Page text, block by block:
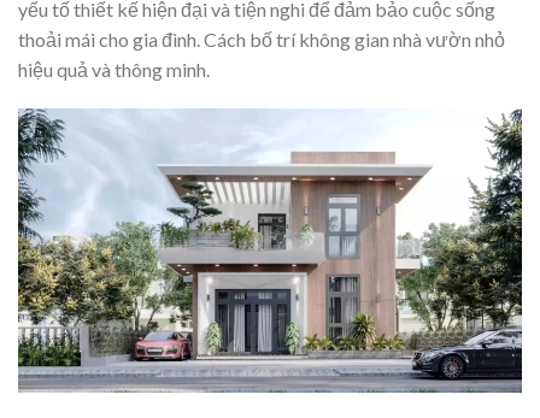
yếu tố thiết kế hiện đại và tiện nghi để đảm bảo cuộc sống
thoải mái cho gia đình. Cách bố trí không gian nhà vườn nhỏ
hiệu quả và thông minh.